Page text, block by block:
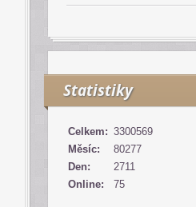
Statistiky
Online: 75
Celkem: 3300569
Měsíc:
80277
Den:
2711